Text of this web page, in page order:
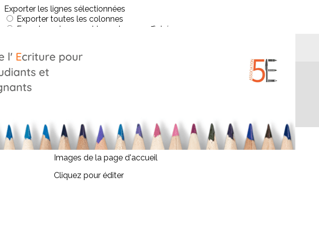
Exporter les lignes sélectionnées
Exporter toutes les colonnes
Exporter uniquement les colonnes affichées
Menu
>
Graphopédagogue
Pour les parents
?>
Images de la page d'accueil
Cliquez pour éditer